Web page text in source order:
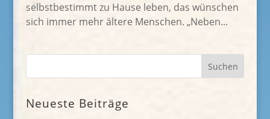
selbstbestimmt zu Hause leben, das wünschen
sich immer mehr ältere Menschen. „Neben...
Neueste Beiträge